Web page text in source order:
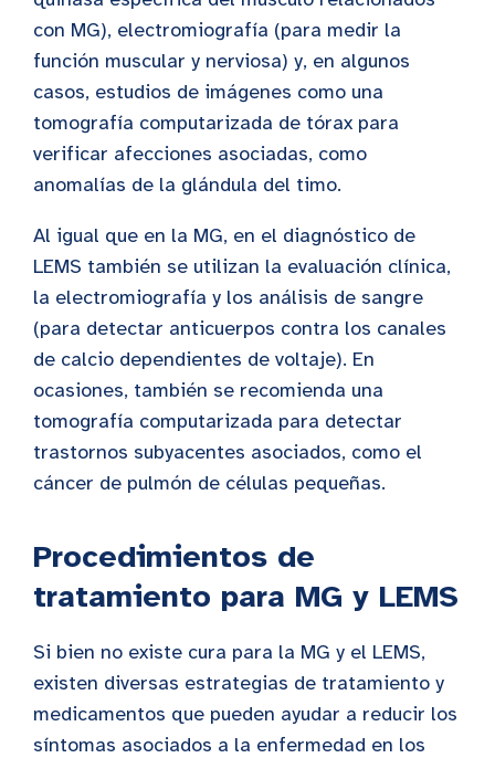
con MG), electromiografía (para medir la
función muscular y nerviosa) y, en algunos
casos, estudios de imágenes como una
tomografía computarizada de tórax para
verificar afecciones asociadas, como
anomalías de la glándula del timo.
Al igual que en la MG, en el diagnóstico de
LEMS también se utilizan la evaluación clínica,
la electromiografía y los análisis de sangre
(para detectar anticuerpos contra los canales
de calcio dependientes de voltaje). En
ocasiones, también se recomienda una
tomografía computarizada para detectar
trastornos subyacentes asociados, como el
cáncer de pulmón de células pequeñas.
Procedimientos de
tratamiento para MG y LEMS
Si bien no existe cura para la MG y el LEMS,
existen diversas estrategias de tratamiento y
medicamentos que pueden ayudar a reducir los
síntomas asociados a la enfermedad en los